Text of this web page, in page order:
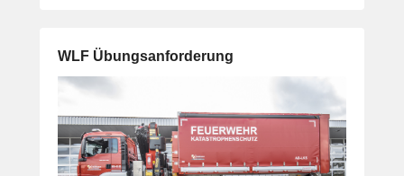
WLF Übungsanforderung